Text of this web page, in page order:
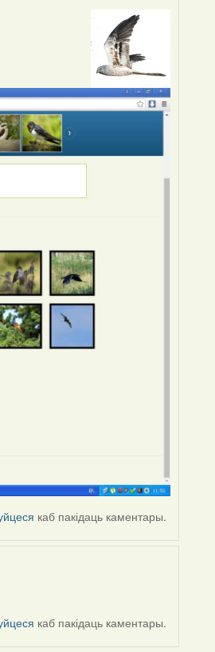
каб пакідаць каментары.
каб пакідаць каментары.